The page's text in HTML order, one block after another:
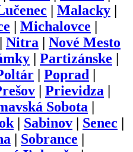
Malacky
Michalovce
Nitra
Nové Mesto
Partizánske
Poprad
Prievidza
Sobota
| Sabinov Senec
Sobrance